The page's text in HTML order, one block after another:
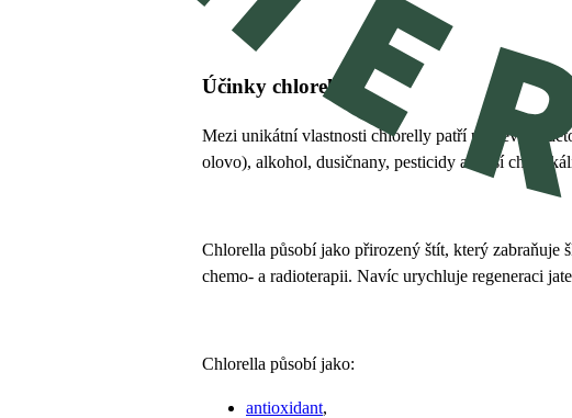
Účinky chlorelly
Mezi unikátní vlastnosti chlorelly patří především
olovo), alkohol, dusičnany, pesticidy a další
Chlorella působí jako přirozený štít, který
chemo- a radioterapii. Navíc urychluje regeneraci
Chlorella působí jako:
antioxidant,